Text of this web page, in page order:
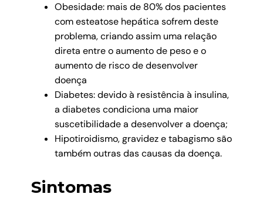
Obesidade: mais de 80% dos pacientes
com esteatose hepática sofrem deste
problema, criando assim uma relação
direta entre o aumento de peso e o
aumento de risco de desenvolver
doença
Diabetes: devido à resistência à insulina,
a diabetes condiciona uma maior
suscetibilidade a desenvolver a doença;
Hipotiroidismo, gravidez e tabagismo são
também outras das causas da doença.
Sintomas